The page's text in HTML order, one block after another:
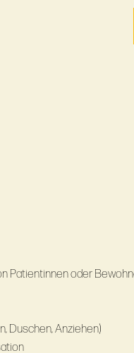
Patientinnen oder
Duschen, Anziehen)